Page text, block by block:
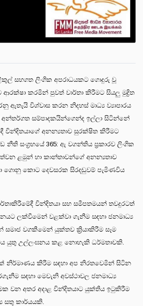
සහගත ලිංගික අපරාධයකට ගොදුරු වූ
කරමින් පුවත් වාර්තා කිරීමට සියලු මුද්‍රිත
ඇතැයි විශ්වාස කරන නිදහස් මාධ්‍ය ව්‍යාපාරය
අන්තර්ගත සම්පාදකයින්ගෙන්ද ඉල්ලා සිටින්නේ
වින්දිතයාගේ අනන්‍යතාව සුරක්ෂිත කිරීමට
සංග්‍රහයේ 365: ඇ වගන්තිය ප්‍රකාරව ලිංගික
ළමුන් හා කාන්තාවන්ගේ අනන්‍යතාව
ගොනු කොට දෙවසරක සිරදඬුවම් පැමිණවිය
වින්දිතයා සහ සමීපතමයන් තවදුරටත්
ලක්වීමෙන් වළක්වා ගැනීම සඳහා ජනමාධ්‍ය
සමාජ වගකීමෙන් යුක්තව ක්‍රියාකිරීම සෑම
යුතු උල්ලංඝනය කළ නොහැකි ධර්මතාවකි.
නිර්මාණය කිරීම සඳහා අප නිරතවෙමින් සිටින
සඳහා මෙවැනි අවස්ථාවල ජනමාධ්‍ය
වන අතර අදාළ වින්දිතයාට යුක්තිය ඉටුකිරීම
සතු කාර්යයකි.